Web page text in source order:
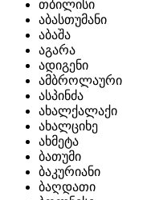
თბილისი
აბასთუმანი
აბაშა
აგარა
ადიგენი
ამბროლაური
ასპინძა
ახალქალაქი
ახალციხე
ახმეტა
ბათუმი
ბაკურიანი
ბაღდათი